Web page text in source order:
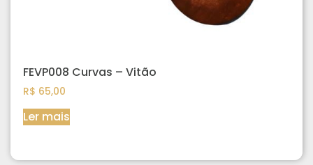
FEVP008 Curvas – Vitão
R$ 65,00
Ler mais